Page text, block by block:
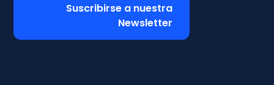
Suscribirse a nuestra
Newsletter